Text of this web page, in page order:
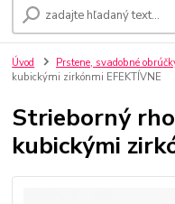
Úvod Prstene, svadobné
kubickými zirkónmi EFEKTÍVNE
Strieborný
kubickými